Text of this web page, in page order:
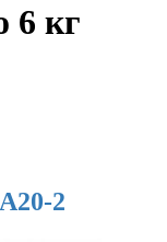
6 кг
2